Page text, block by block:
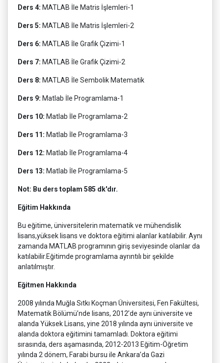
Ders 4: MATLAB İle Matris İşlemleri-1
Ders 5: MATLAB İle Matris İşlemleri-2
Ders 6: MATLAB İle Grafik Çizimi-1
Ders 7: MATLAB İle Grafik Çizimi-2
Ders 8: MATLAB İle Sembolik Matematik
Ders 9: Matlab İle Programlama-1
Ders 10: Matlab İle Programlama-2
Ders 11: Matlab İle Programlama-3
Ders 12: Matlab İle Programlama-4
Ders 13: Matlab İle Programlama-5
Not: Bu ders toplam 585 dk'dır.
Eğitim Hakkında
Bu eğitime, üniversitelerin matematik ve mühendislik
lisans,yüksek lisans ve doktora eğitimi alanlar katılabilir. Aynı
zamanda MATLAB programının giriş seviyesinde olanlar da
katılabilir.Eğitimde programlama ayrıntılı bir şekilde
anlatılmıştır.
Eğitmen Hakkında
2008 yılında Muğla Sıtkı Koçman Üniversitesi, Fen Fakültesi,
Matematik Bölümü’nde lisans, 2012’de aynı üniversite ve
alanda Yüksek Lisans, yine 2018 yılında aynı üniversite ve
alanda doktora eğitimini tamamladı. Doktora eğitimi
sırasında, ders aşamasında, 2012-2013 Eğitim-Öğretim
yılında 2 dönem, Farabi bursu ile Ankara’da Gazi